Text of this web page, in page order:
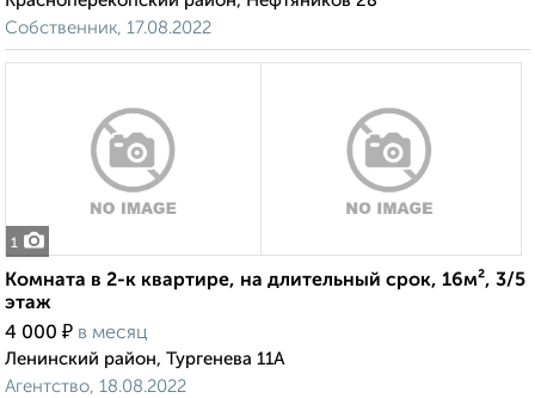
Собственник, 17.08.2022
1
Комната в 2-к квартире, на длительный срок, 16м², 3/5
этаж
4 000 ₽ в месяц
Ленинский район, Тургенева 11А
Агентство, 18.08.2022